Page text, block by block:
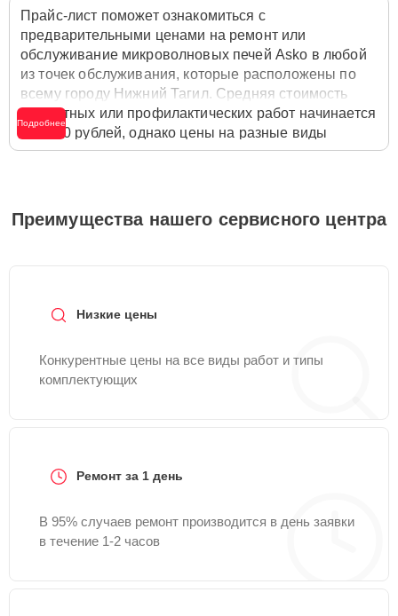
Прайс-лист поможет ознакомиться с
предварительными ценами на ремонт или
обслуживание микроволновых печей Asko в любой
из точек обслуживания, которые расположены по
всему городу Нижний Тагил. Средняя стоимость
ремонтных или профилактических работ начинается
от 1000 рублей, однако цены на разные виды
комплектующих могут различаться. Полную
службы заботы о клиентах. Для расчета итоговой
стоимости ремонта микроволновой печи достаточно
Подробнее
Преимущества нашего сервисного центра
Низкие цены
Конкурентные цены на все виды работ и типы
комплектующих
Ремонт за 1 день
В 95% случаев ремонт производится в день заявки
в течение 1-2 часов